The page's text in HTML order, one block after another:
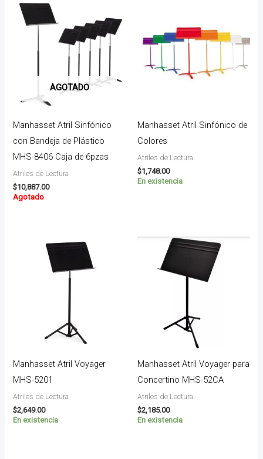
AGOTADO
Manhasset Atril Sinfónico
con Bandeja de Plástico
MHS-8406 Caja de 6pzas
Atriles de Lectura
$10,887.00
Agotado
Manhasset Atril Sinfónico de
Colores
Atriles de Lectura
$1,748.00
En existencia
Manhasset Atril Voyager
MHS-5201
Atriles de Lectura
$2,649.00
En existencia
Manhasset Atril Voyager para
Concertino MHS-52CA
Atriles de Lectura
$2,185.00
En existencia